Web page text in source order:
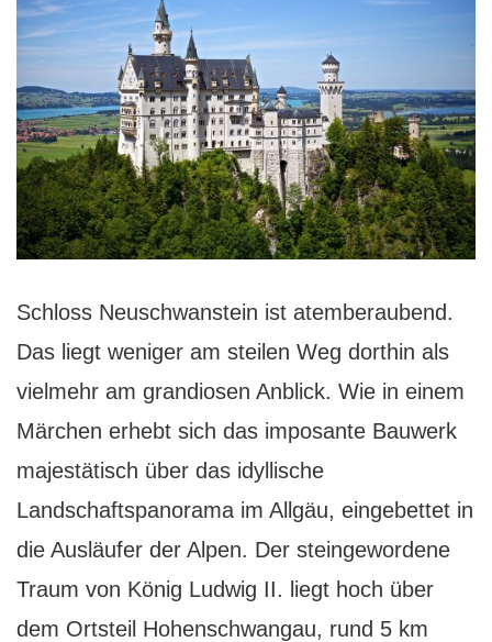
Schloss Neuschwanstein ist atemberaubend.
Das liegt weniger am steilen Weg dorthin als
vielmehr am grandiosen Anblick. Wie in einem
Märchen erhebt sich das imposante Bauwerk
majestätisch über das idyllische
Landschaftspanorama im Allgäu, eingebettet in
die Ausläufer der Alpen. Der steingewordene
Traum von König Ludwig II. liegt hoch über
dem Ortsteil Hohenschwangau, rund 5 km